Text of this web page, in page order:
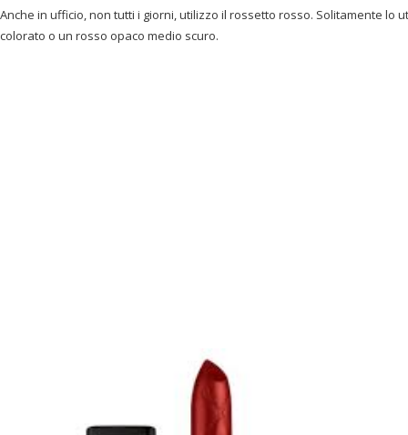
Anche in ufficio, non tutti i giorni, utilizzo il rossetto rosso. Solitamente lo
colorato o un rosso opaco medio scuro.